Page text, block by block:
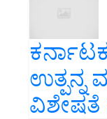
ಉತ್ಪನ್ನ